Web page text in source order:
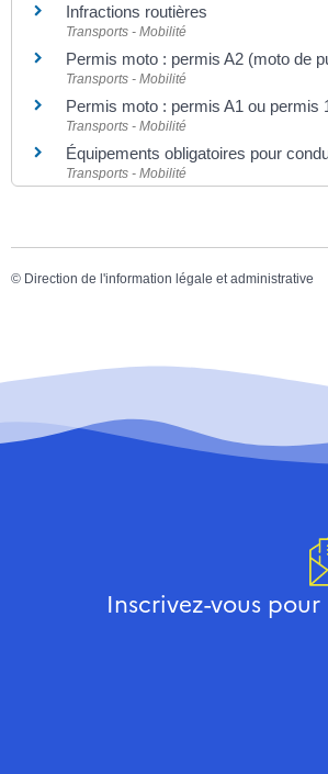
Infractions routières
Transports - Mobilité
Permis moto : permis A2 (moto de
Transports - Mobilité
Permis moto : permis A1 ou permis
Transports - Mobilité
Équipements obligatoires pour
Transports - Mobilité
© Direction de l'information légale et administrative
Inscrivez-vous